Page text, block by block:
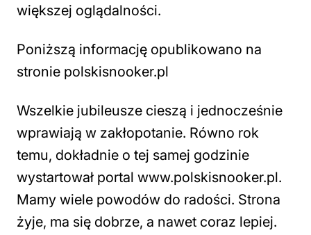
większej oglądalności.
Poniższą informację opublikowano na
stronie polskisnooker.pl
Wszelkie jubileusze cieszą i jednocześnie
wprawiają w zakłopotanie. Równo rok
temu, dokładnie o tej samej godzinie
wystartował portal www.polskisnooker.pl.
Mamy wiele powodów do radości. Strona
żyje, ma się dobrze, a nawet coraz lepiej.